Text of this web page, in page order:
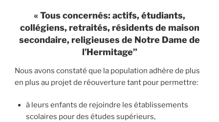
« Tous concernés: actifs, étudiants,
collégiens, retraités, résidents de maison
secondaire, religieuses de Notre Dame de
l’Hermitage”
Nous avons constaté que la population adhère de plus
en plus au projet de réouverture tant pour permettre:
à leurs enfants de rejoindre les établissements
scolaires pour des études supérieurs,